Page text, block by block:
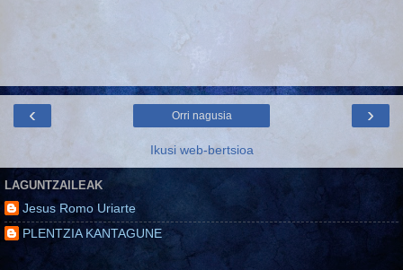
‹ ›
Orri nagusia
Ikusi web-bertsioa
LAGUNTZAILEAK
Jesus Romo Uriarte
PLENTZIA KANTAGUNE